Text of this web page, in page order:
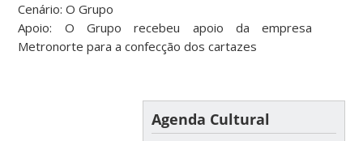
Cenário: O Grupo
Apoio: O Grupo recebeu apoio da empresa
Metronorte para a confecção dos cartazes
Agenda Cultural